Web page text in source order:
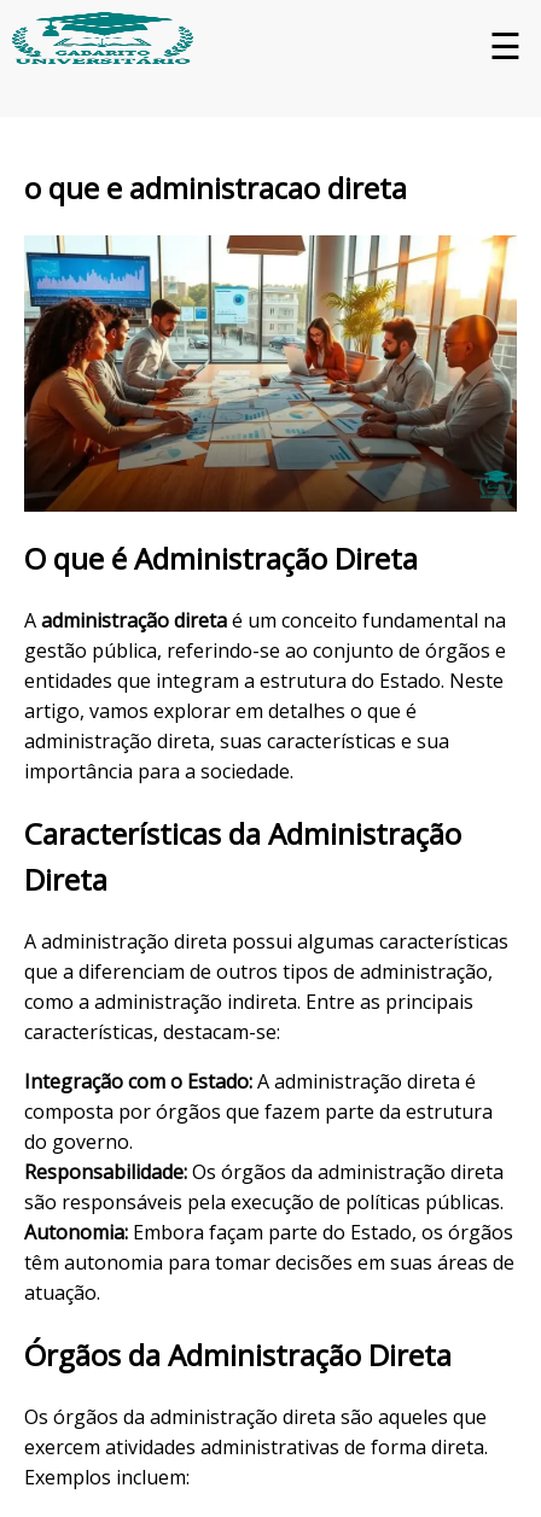
☰
o que e administracao direta
O que é Administração Direta
Aadministração diretaé um conceito fundamental na
gestão pública, referindo-se ao conjunto de órgãos e
entidades que integram a estrutura do Estado. Neste
artigo, vamos explorar em detalhes o que é
administração direta, suas características e sua
importância para a sociedade.
Características da Administração
Direta
A administração direta possui algumas características
que a diferenciam de outros tipos de administração,
como a administração indireta. Entre as principais
características, destacam-se:
Integração com o Estado:A administração direta é
composta por órgãos que fazem parte da estrutura
do governo.
Responsabilidade:Os órgãos da administração direta
são responsáveis pela execução de políticas públicas.
Autonomia: Embora façam parte do Estado, os órgãos
têm autonomia para tomar decisões em suas áreas de
atuação.
Órgãos da Administração Direta
Os órgãos da administração direta são aqueles que
exercem atividades administrativas de forma direta.
Exemplos incluem: